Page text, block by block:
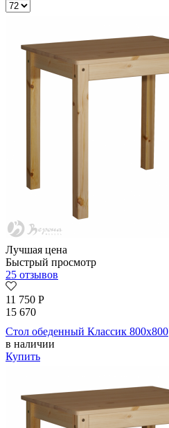
Лучшая цена
Быстрый просмотр
25 отзывов
11 750 Р
15 670
Стол обеденный Классик 800х800
в наличии
Купить